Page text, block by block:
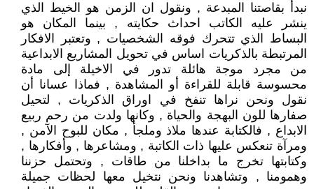
نبدأ بقاصتنا المبدعة , ونقول ان الزمن هو الخيط الذي
ينشر عليه الكاتب احداث حكايته , بينما المكان هو
البساط الذي تتحرك فوقه الشخصيات , وتعتبر الافكار
المرتبطة بالذكريات اساس في تحويل المشاريع الابداعية
من مجرد موجة هائلة تدور في الاخيلة إلى مادة
محسوسة قابلة للقراءة أو المشاهدة , فماذا عسانا أن
نقول ونحن نراها تنفخ في اوراق الذكريات , لتحيل
صفارها للون البهجة والحياة , وكانها ولدت من رحم ربيع
الابداع , فالكتابة عندها ملاذ وملجأ , مكان للبوح الآمن ,
ومرآة تنعكس عليها ذات الكاتبة , ومشاعرها , وأفكارها ,
وكتابتها تخرج ما بداخلنا من طاقات , وتحتمل حزننا
وهمومنا , وتشاهدنا ونحن نتخيل معها لحظات جميلة